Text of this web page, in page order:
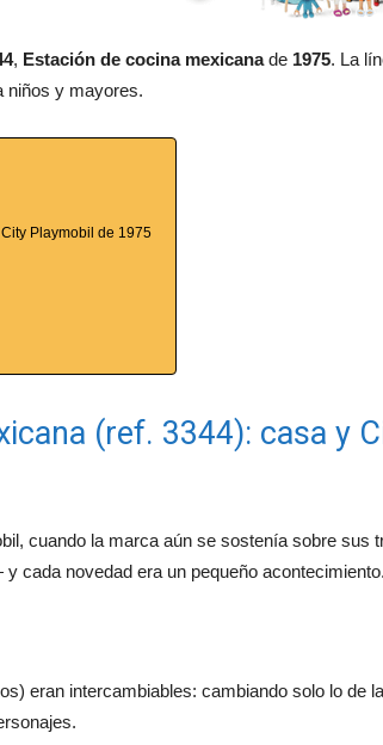
, Estación de cocina mexicanade 1975. La
niños y mayores.
Playmobil de 1975
(ref. 3344): casa y
cuando la marca aún se sostenía sobre sus
cada novedad era un pequeño acontecimiento.
eran intercambiables: cambiando solo lo de